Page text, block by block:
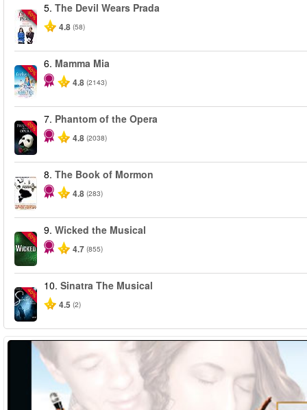
-50%
5. The Devil Wears Prada
4.8 (58)
-40%
6. Mamma Mia
4.8 (2143)
-20%
7. Phantom of the Opera
4.8 (2038)
8. The Book of Mormon
4.8 (283)
-50%
9. Wicked the Musical
4.7 (855)
-40%
10. Sinatra The Musical
4.5 (2)